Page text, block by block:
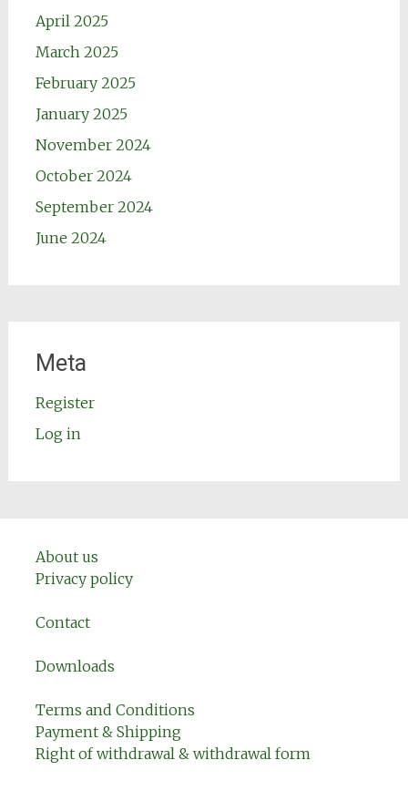
April 2025
March 2025
February 2025
January 2025
November 2024
October 2024
September 2024
June 2024
Meta
Register
Log in
About us
Privacy policy
Contact
Downloads
Terms and Conditions
Payment & Shipping
Right of withdrawal & withdrawal form